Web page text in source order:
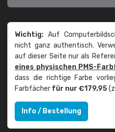
Wichtig: Auf
nicht ganz authentisch.
auf dieser Seite nur als
eines physischen PMS-
dass die richtige Farbe
Farbfächer für nur €179,95
Info / Bestellung